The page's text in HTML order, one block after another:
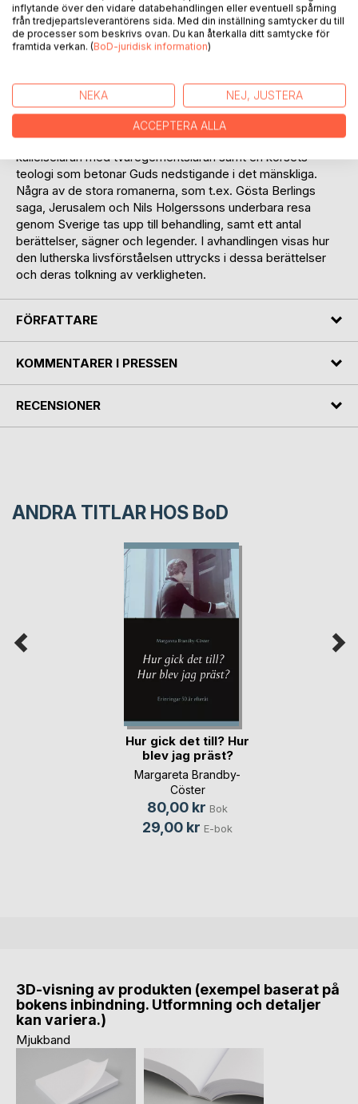
relation och verklighet. I Selma Lagerlöfs berättelser
uttrycks den lutherska förståelsen av relationen Gud -
människa och människa - människa.
lutherforskning, för att ge en bild av den lutherska
självklarhet som präglar både Selma Lagerlöf och annan
luthersk livsförståelse. Hit hör tron på ordets löfte, tron på
att Gud är skapare och har försyn om skapelsen,
kallelseläran med tvåregementsläran samt en korsets
teologi som betonar Guds nedstigande i det mänskliga.
Några av de stora romanerna, som t.ex. Gösta Berlings
saga, Jerusalem och Nils Holgerssons underbara resa
genom Sverige tas upp till behandling, samt ett antal
berättelser, sägner och legender. I avhandlingen visas hur
den lutherska livsförståelsen uttrycks i dessa berättelser
och deras tolkning av verkligheten.
FÖRFATTARE
KOMMENTARER I PRESSEN
RECENSIONER
ANDRA TITLAR HOS BoD
Hur gick det till? Hur
blev jag präst?
Margareta Brandby-
Cöster
80,00 kr Bok
29,00 kr E-bok
3D-visning av produkten (exempel baserat på
bokens inbindning. Utformning och detaljer
kan variera.)
Mjukband
inflytande över den vidare databehandlingen eller eventuell spårning
från tredjepartsleverantörens sida. Med din inställning samtycker du till
de processer som beskrivs ovan. Du kan återkalla ditt samtycke för
framtida verkan. (BoD-juridisk information)
NEKA NEJ, JUSTERA
ACCEPTERA ALLA